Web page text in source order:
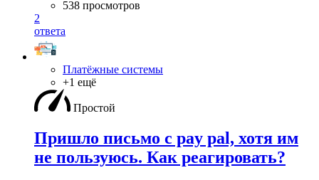
538 просмотров
2
ответа
Платёжные системы
+1 ещё
Простой
Пришло письмо с pay pal, хотя им
не пользуюсь. Как реагировать?